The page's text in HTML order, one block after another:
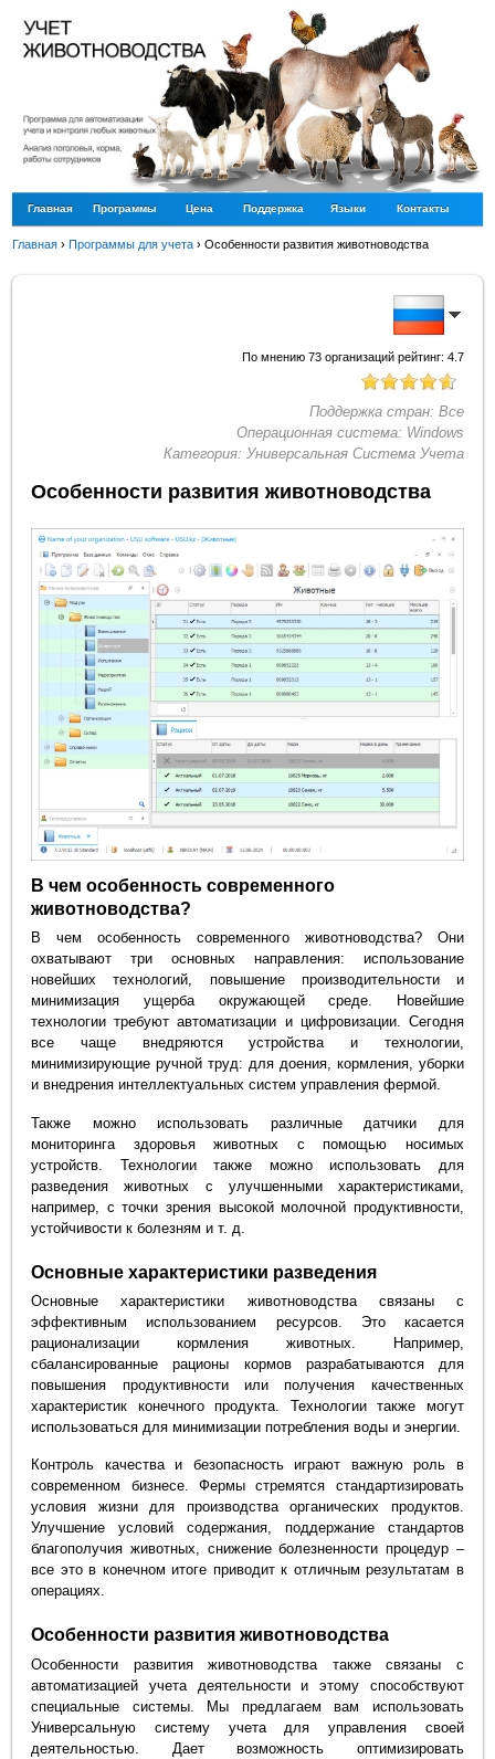
Главная Программы Цена Поддержка Языки Контакты
Главная ›Программы для учета ›Особенности развития животноводства
По мнению 73организаций рейтинг: 4.7
Поддержка стран: Все
Операционная система: Windows
Категория: Универсальная Система Учета
Особенности развития животноводства
В чем особенность современного
животноводства?
В чем особенность современного животноводства? Они
охватывают три основных направления: использование
новейших технологий, повышение производительности и
минимизация ущерба окружающей среде. Новейшие
технологии требуют автоматизации и цифровизации. Сегодня
все чаще внедряются устройства и технологии,
минимизирующие ручной труд: для доения, кормления, уборки
и внедрения интеллектуальных систем управления фермой.
Также можно использовать различные датчики для
мониторинга здоровья животных с помощью носимых
устройств. Технологии также можно использовать для
разведения животных с улучшенными характеристиками,
например, с точки зрения высокой молочной продуктивности,
устойчивости к болезням и т. д.
Основные характеристики разведения
Основные характеристики животноводства связаны с
эффективным использованием ресурсов. Это касается
рационализации кормления животных. Например,
сбалансированные рационы кормов разрабатываются для
повышения продуктивности или получения качественных
характеристик конечного продукта. Технологии также могут
использоваться для минимизации потребления воды и энергии.
Контроль качества и безопасность играют важную роль в
современном бизнесе. Фермы стремятся стандартизировать
условия жизни для производства органических продуктов.
Улучшение условий содержания, поддержание стандартов
благополучия животных, снижение болезненности процедур –
все это в конечном итоге приводит к отличным результатам в
операциях.
Особенности развития животноводства
Особенности развития животноводства также связаны с
автоматизацией учета деятельности и этому способствуют
специальные системы. Мы предлагаем вам использовать
Универсальную систему учета для управления своей
деятельностью. Дает возможность оптимизировать